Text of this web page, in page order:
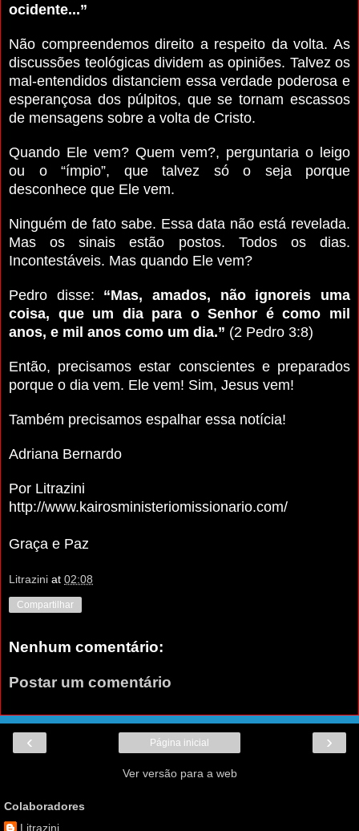
ocidente...”
Não compreendemos direito a respeito da volta. As
discussões teológicas dividem as opiniões. Talvez os
mal-entendidos distanciem essa verdade poderosa e
esperançosa dos púlpitos, que se tornam escassos
de mensagens sobre a volta de Cristo.
Quando Ele vem? Quem vem?, perguntaria o leigo
ou o “ímpio”, que talvez só o seja porque
desconhece que Ele vem.
Ninguém de fato sabe. Essa data não está revelada.
Mas os sinais estão postos. Todos os dias.
Incontestáveis. Mas quando Ele vem?
Pedro disse: “Mas, amados, não ignoreis uma
coisa, que um dia para o Senhor é como mil
anos, e mil anos como um dia.” (2 Pedro 3:8)
Então, precisamos estar conscientes e preparados
porque o dia vem. Ele vem! Sim, Jesus vem!
Também precisamos espalhar essa notícia!
Adriana Bernardo
Por Litrazini
http://www.kairosministeriomissionario.com/
Graça e Paz
Litrazini at 02:08
Compartilhar
Nenhum comentário:
Postar um comentário
‹ ›
Página inicial
Ver versão para a web
Colaboradores
Litrazini